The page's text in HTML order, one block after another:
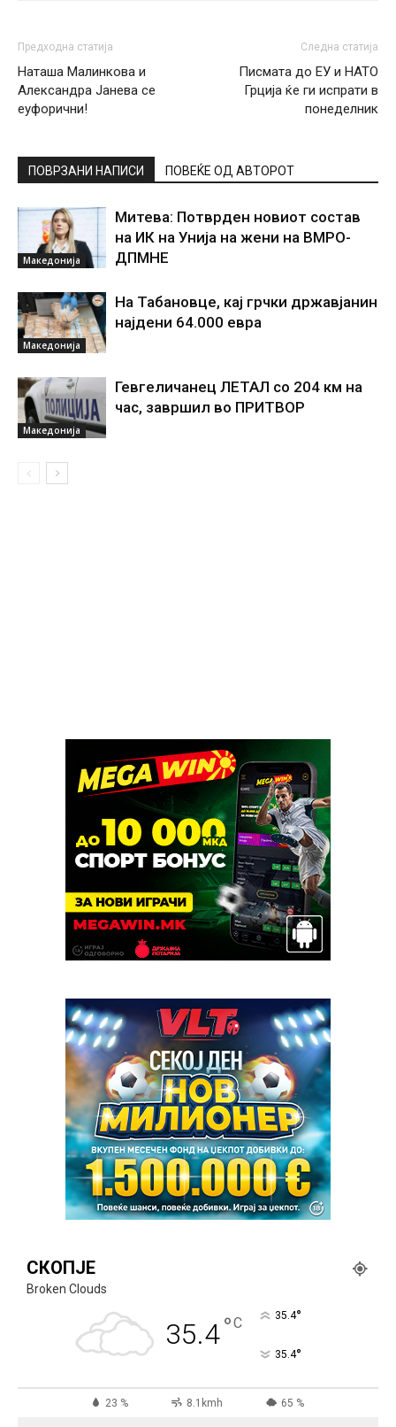
Предходна статија
Наташа Малинкова и
Александра Јанева се
еуфорични!
Следна статија
Писмата до ЕУ и НАТО
Грција ќе ги испрати в
понеделник
ПОВРЗАНИ НАПИСИ ПОВЕЌЕ ОД АВТОРОТ
Македонија
Митева: Потврден новиот состав
на ИК на Унија на жени на ВМРО-
ДПМНЕ
Македонија
На Табановце, кај грчки државјанин
најдени 64.000 евра
Македонија
Гевгеличанец ЛЕТАЛ со 204 км на
час, завршил во ПРИТВОР
СКОПЈЕ
Broken Clouds
35.4°C 35.4°
35.4°
23 % 8.1kmh 65 %